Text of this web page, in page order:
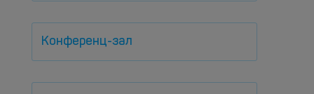
Конференц-зал